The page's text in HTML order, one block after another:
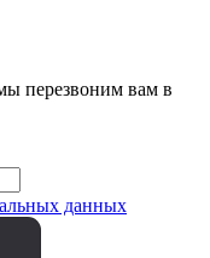
перезвоним вам в
данных